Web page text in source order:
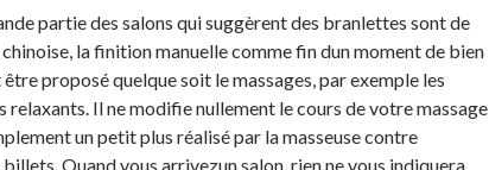
partie des salons qui suggèrent des branlettes sont de
la finition manuelle comme fin dun moment de bien
proposé quelque soit le massages, par exemple les
relaxants. Il ne modifie nullement le cours de votre massage
un petit plus réalisé par la masseuse contre
Quand vous arrivezun salon, rien ne vous indiquera